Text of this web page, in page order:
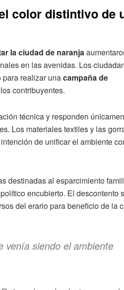
color distintivo de
la ciudad de naranja
en las avenidas. Los
realizar unacampaña de
contribuyentes.
técnica y responden
Los materiales textiles y las
de unificar el ambiente
destinadas al esparcimiento
encubierto. El descontento
del erario para beneficio de la
venía siendo el ambiente